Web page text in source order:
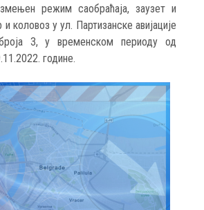
режим саобраћаја, заузет и
коловоз у ул. Партизанске авијације
3, у временском периоду од
године.